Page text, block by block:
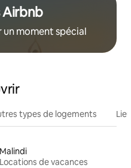
Airbnb
un moment spécial
types de logements
Malindi
Locations de vacances